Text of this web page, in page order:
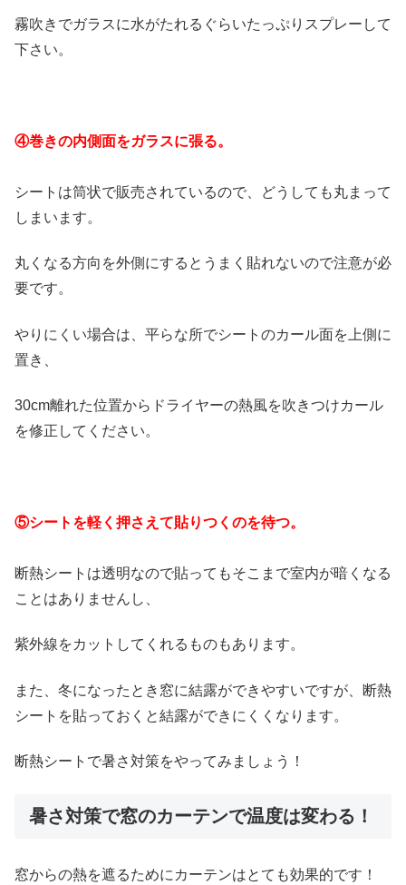
霧吹きでガラスに水がたれるぐらいたっぷりスプレーして
下さい。
④巻きの内側面をガラスに張る。
シートは筒状で販売されているので、どうしても丸まって
しまいます。
丸くなる方向を外側にするとうまく貼れないので注意が必
要です。
やりにくい場合は、平らな所でシートのカール面を上側に
置き、
30cm離れた位置からドライヤーの熱風を吹きつけカール
を修正してください。
⑤シートを軽く押さえて貼りつくのを待つ。
断熱シートは透明なので貼ってもそこまで室内が暗くなる
ことはありませんし、
紫外線をカットしてくれるものもあります。
また、冬になったとき窓に結露ができやすいですが、断熱
シートを貼っておくと結露ができにくくなります。
断熱シートで暑さ対策をやってみましょう！
暑さ対策で窓のカーテンで温度は変わる！
窓からの熱を遮るためにカーテンはとても効果的です！